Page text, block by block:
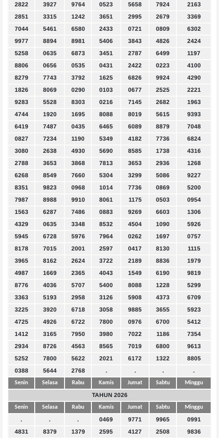
2822
3927 9764 0523 5658 7924
2163
2851
3315 1242 3651 2995 2679
3369
7044
5461 6580 2433 0721 0809
6302
9977
8894 8981 5406 3843 4826
2424
5258
0635 6873 3451 2787 6499
1197
8806
0656 0535 0431 2422 0223
4100
8279
7743 3792 1625 6826 9924
4290
1826
8069 0290 0103 0677 2525
2221
9283
5528 8303 0216 7145 2682
1963
4744
1920 1695 8088 8019 5615
9393
6419
7487 0435 6465 6089 8879
7048
0827
7234 1190 5349 4182 7736
6824
3080
2638 4930 5690 8585 1738
4316
2788
3653 3868 7813 3653 2936
1268
6268
8549 7660 5304 3299 5086
9227
8351
9823 0968 1014 7736 0869
5200
7987
8988 9910 8061 1175 0503
0954
1563
6287 7486 0883 9269 6603
1306
4329
0635 3348 8532 4504 1090
5926
5945
6728 5976 7964 0262 1697
0757
8178
7015 2001 2597 0417 8130
1115
3965
8162 2624 3722 2189 8836
1979
4987
1669 2365 4043 1549 6190
9819
8776
4036 5707 5400 8088 1228
5299
3363
5193 2958 3126 5908 4373
6709
3225
3920 6718 3058 9885 3655
5923
4725
4926 6722 7800 0976 6700
5412
1412
3165 7950 3980 7022 1186
7354
2934
8726 4563 8565 7019 6800
9613
5252
7800 5622 2021 6172 1322
8805
0388
5644 2768 . . . .
Senin Selasa Rabu Kamis Jumat Sabtu Minggu
TAHUN 2026
Senin Selasa Rabu Kamis Jumat Sabtu Minggu
. . . 0469 9771 9965
0991
4831
8379 1379 2595 4127 2508
9836